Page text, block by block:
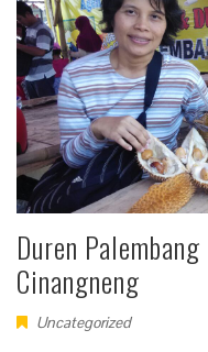
Duren
Cinangneng
Uncategorized